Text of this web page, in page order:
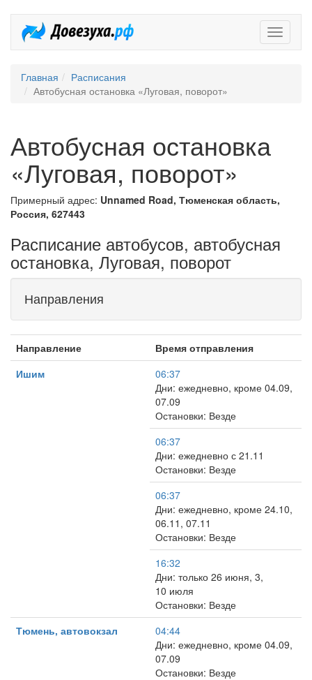
Главная
Расписания
Автобусная остановка «Луговая, поворот»
Автобусная остановка
«Луговая, поворот»
Примерный адрес: Unnamed Road, Тюменская область,
Россия, 627443
Расписание автобусов, автобусная
остановка, Луговая, поворот
Направления
Направление
Время отправления
Ишим
06:37
Дни: ежедневно, кроме 04.09,
07.09
Остановки: Везде
06:37
Дни: ежедневно с 21.11
Остановки: Везде
06:37
Дни: ежедневно, кроме 24.10,
06.11, 07.11
Остановки: Везде
16:32
Дни: только 26 июня, 3,
10 июля
Остановки: Везде
Тюмень, автовокзал
04:44
Дни: ежедневно, кроме 04.09,
07.09
Остановки: Везде